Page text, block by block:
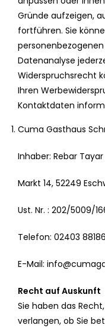
Gründe aufzeigen,
fortführen. Sie
Datenanalyse
Widerspruchsrecht
Ihren
Kontaktdaten
Cuma Gasthaus
Inhaber: Rebar Tayar
Markt 14, 52249
Ust. Nr. : 202/5009/
Telefon: 02403
E-Mail:
Recht auf Auskunft
Sie haben das
verlangen, ob Sie